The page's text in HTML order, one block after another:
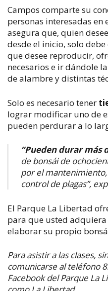
Campos comparte su
personas interesadas en
asegura que, quien
desde el inicio, solo
que desee reproducir,
necesarios e ir dándole
de alambre y distintas
Solo es necesario tener
lograr modificar uno de
pueden perdurar a lo
“Pueden durar más
de bonsái de
por el
control de plagas”,
El Parque La Libertad
para que usted
elaborar su propio
Para asistir a las clases,
comunicarse al teléfono
Facebook del Parque La